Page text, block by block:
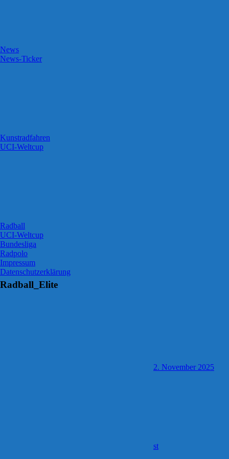
News
News-Ticker
Kunstradfahren
UCI-Weltcup
Radball
UCI-Weltcup
Bundesliga
Radpolo
Impressum
Datenschutzerklärung
Radball_Elite
2. November 2025
st